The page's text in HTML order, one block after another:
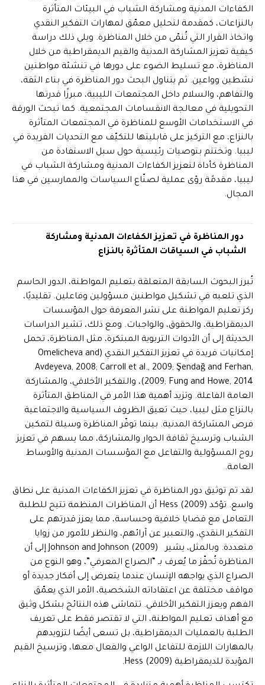
الكفاءات المدنية ومشاركة الشباب في البيئات المتأثرة
بالنزاعات، كمقدمة لتحليل معمّق لمهارات التفكير النقدي
واتخاذ القرار التي تُنمّى من خلال المناظرة. ويلي ذلك دراسة
كيفية تعزيز المشاركة المدنية والقيم الديمقراطية من خلال
المناظرة، مع تسليط الضوء على دورها في تنشئة مواطنين
نشطين وواعين. ثم يتناول البحث دور المناظرة في بناء الثقة،
والتفاهم، والسلام داخل المجتمعات الليبية، مبرزًا قدرتها
التحويلية في معالجة الانقسامات المجتمعية. كما تبحث الورقة
في الاستخدامات الأوسع للمناظرة في المجتمعات المتأثرة
بالنزاع، مع التركيز على قابليتها للتكيّف مع التحديات الفريدة في
ليبيا. وتختتم بتوصيات رئيسية حول سبل الاستفادة من
المناظرة كأداة لتعزيز الكفاءات المدنية ومشاركة الشباب في
ليبيا، مقدمًة رؤى عملية لصنّاع السياسات والممارسين في هذا
المجال.
دور المناظرة في تعزيز الكفاءات المدنية ومشاركة
الشباب في السياقات المتأثرة بالنزاع
تُبرز البحوث السابقة المتعلقة بتعليم المواطنة، الدور الحاسم
الذي تلعبه في تشكيل مواطنين مسؤولين وفاعلين. تقليديًا،
ركز تعليم المواطنة على نشر المعرفة حول المؤسسات
الديمقراطية، والحقوق، والواجبات. ومع ذلك، تشير الدراسات
الحديثة إلى أن الأدوات التربوية المبتكرة، مثل المناظرة، تحمل
إمكانيات فريدة في تعزيز التفكير النقدي (Omelicheva and
Avdeyeva, 2008; Carroll et al., 2009; Şendağ and Ferhan,
2009; Fung and Howe, 2014)، والتفكير الأخلاقي، والمشاركة
العامة الفاعلة. وتزيد أهمية هذا الأمر في المناطق المتأثرة
بالنزاع مثل ليبيا، حيث تعيق الظروف السياسية والاجتماعية
فرص المشاركة المدنية. بينما توفّر المناظرة وسيلة لتمكين
الشباب وترسيخ ثقافة الحوار والمشاركة، مما يسهم في تعزيز
روح المسؤولية والتفاعل مع المؤسسات المدنية والأوساط
العامة.
لقد تم توثيق دور المناظرة في تعزيز الكفاءات المدنية على نطاق
واسع. تؤكد Hess (2009) أن المناظرات المنظمة تتيح للطلبة
التعامل مع قضايا خلافية وحساسة، مما يعزز قدرتهم على
التفكير النقدي، والتعبير عن آرائهم، والنظر للأمور من زوايا
متعددة. وبالمثل، يشير (2009) Johnson and Johnson إلى أن
المناظرة تُحفّز ما يُعرف بـ “الصراع المعرفي”، وهو النوع من
الصراع الذي يواجهه الإنسان عندما يتعرض إلى أفكار جديدة أو
مواقف مختلفة عن اعتقاداته الشخصية، الأمر الذي يعمّق
الفهم ويعزز التفكير الأخلاقي. تتماشى هذه النتائج بشكل وثيق
مع أهداف تعليم المواطنة، التي لا تقتصر فقط على تعريف
الطلبة بالعمليات الديمقراطية، بل تسعى أيضًا لتزويدهم
بالمهارات اللازمة للتفاعل الواعي والفعال معها، وترسيخ القيم
المؤيدة للديمقراطية Hess (2009).